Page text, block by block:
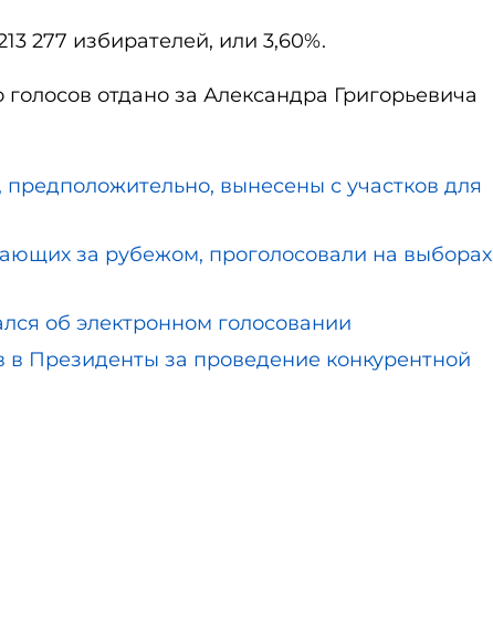
277 избирателей, или 3,60%.
отдано за Александра Григорьевича
вынесены с участков для
за рубежом, проголосовали на выборах
об электронном голосовании
Президенты за проведение конкурентной